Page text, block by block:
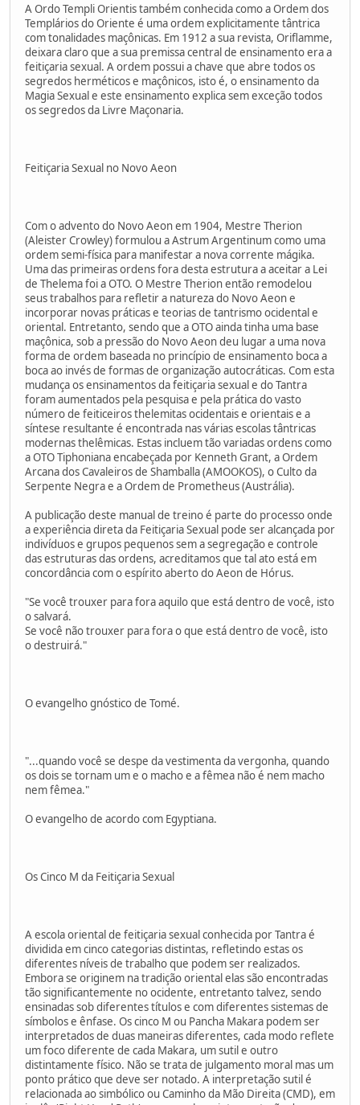
A Ordo Templi Orientis também conhecida como a Ordem dos
Templários do Oriente é uma ordem explicitamente tântrica
com tonalidades maçônicas. Em 1912 a sua revista, Oriflamme,
deixara claro que a sua premissa central de ensinamento era a
feitiçaria sexual. A ordem possui a chave que abre todos os
segredos herméticos e maçônicos, isto é, o ensinamento da
Magia Sexual e este ensinamento explica sem exceção todos
os segredos da Livre Maçonaria.
Feitiçaria Sexual no Novo Aeon
Com o advento do Novo Aeon em 1904, Mestre Therion
(Aleister Crowley) formulou a Astrum Argentinum como uma
ordem semi-física para manifestar a nova corrente mágika.
Uma das primeiras ordens fora desta estrutura a aceitar a Lei
de Thelema foi a OTO. O Mestre Therion então remodelou
seus trabalhos para refletir a natureza do Novo Aeon e
incorporar novas práticas e teorias de tantrismo ocidental e
oriental. Entretanto, sendo que a OTO ainda tinha uma base
maçônica, sob a pressão do Novo Aeon deu lugar a uma nova
forma de ordem baseada no princípio de ensinamento boca a
boca ao invés de formas de organização autocráticas. Com esta
mudança os ensinamentos da feitiçaria sexual e do Tantra
foram aumentados pela pesquisa e pela prática do vasto
número de feiticeiros thelemitas ocidentais e orientais e a
síntese resultante é encontrada nas várias escolas tântricas
modernas thelêmicas. Estas incluem tão variadas ordens como
a OTO Tiphoniana encabeçada por Kenneth Grant, a Ordem
Arcana dos Cavaleiros de Shamballa (AMOOKOS), o Culto da
Serpente Negra e a Ordem de Prometheus (Austrália).
A publicação deste manual de treino é parte do processo onde
a experiência direta da Feitiçaria Sexual pode ser alcançada por
indivíduos e grupos pequenos sem a segregação e controle
das estruturas das ordens, acreditamos que tal ato está em
concordância com o espírito aberto do Aeon de Hórus.
"Se você trouxer para fora aquilo que está dentro de você, isto
o salvará.
Se você não trouxer para fora o que está dentro de você, isto
o destruirá."
O evangelho gnóstico de Tomé.
"...quando você se despe da vestimenta da vergonha, quando
os dois se tornam um e o macho e a fêmea não é nem macho
nem fêmea."
O evangelho de acordo com Egyptiana.
Os Cinco M da Feitiçaria Sexual
A escola oriental de feitiçaria sexual conhecida por Tantra é
dividida em cinco categorias distintas, refletindo estas os
diferentes níveis de trabalho que podem ser realizados.
Embora se originem na tradição oriental elas são encontradas
tão significantemente no ocidente, entretanto talvez, sendo
ensinadas sob diferentes títulos e com diferentes sistemas de
símbolos e ênfase. Os cinco M ou Pancha Makara podem ser
interpretados de duas maneiras diferentes, cada modo reflete
um foco diferente de cada Makara, um sutil e outro
distintamente físico. Não se trata de julgamento moral mas um
ponto prático que deve ser notado. A interpretação sutil é
relacionada ao simbólico ou Caminho da Mão Direita (CMD), em